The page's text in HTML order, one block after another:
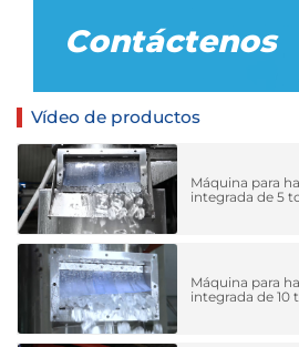
Contáctenos
Vídeo de productos
Máquina para
integrada de 5
Máquina para
integrada de 10